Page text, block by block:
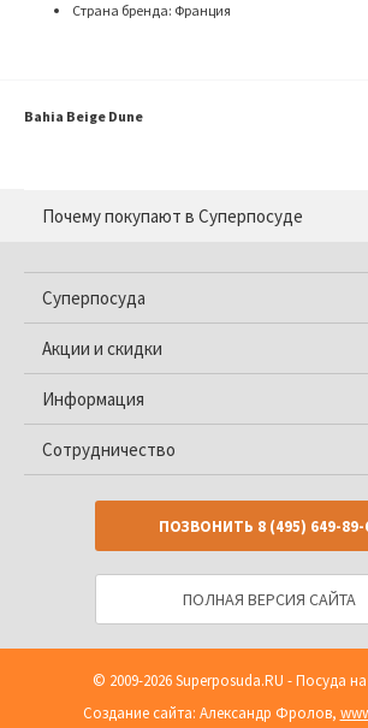
Страна бренда: Франция
Bahia Beige Dune
Почему покупают в Суперпосуде
Суперпосуда
Акции и скидки
Информация
Сотрудничество
ПОЗВОНИТЬ 8 (495) 649-89-
ПОЛНАЯ ВЕРСИЯ САЙТА
© 2009-2026Superposuda.RU - Посуда
Создание сайта: Александр Фролов,